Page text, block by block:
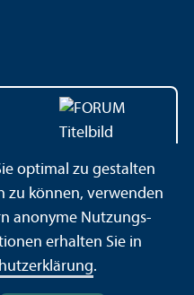
optimal zu gestalten
zu können, verwenden
anonyme Nutzungs­
erhalten Sie in
.